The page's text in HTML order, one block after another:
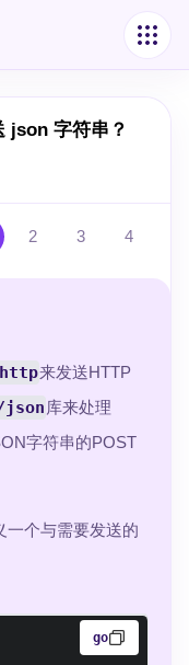
json 字符串？
2 3 4
来发送HTTP
json 库来处理
字符串的POST
一个与需要发送的
go